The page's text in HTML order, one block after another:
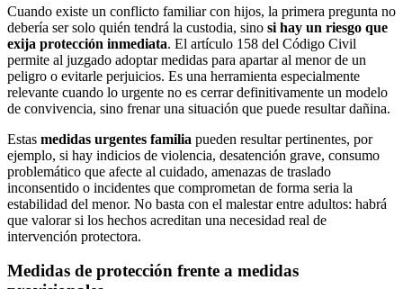
Cuando existe un conflicto familiar con hijos, la primera pregunta no
debería ser solo quién tendrá la custodia, sino si hay un riesgo que
exija protección inmediata. El artículo 158 del Código Civil
permite al juzgado adoptar medidas para apartar al menor de un
peligro o evitarle perjuicios. Es una herramienta especialmente
relevante cuando lo urgente no es cerrar definitivamente un modelo
de convivencia, sino frenar una situación que puede resultar dañina.
Estas medidas urgentes familia pueden resultar pertinentes, por
ejemplo, si hay indicios de violencia, desatención grave, consumo
problemático que afecte al cuidado, amenazas de traslado
inconsentido o incidentes que comprometan de forma seria la
estabilidad del menor. No basta con el malestar entre adultos: habrá
que valorar si los hechos acreditan una necesidad real de
intervención protectora.
Medidas de protección frente a medidas